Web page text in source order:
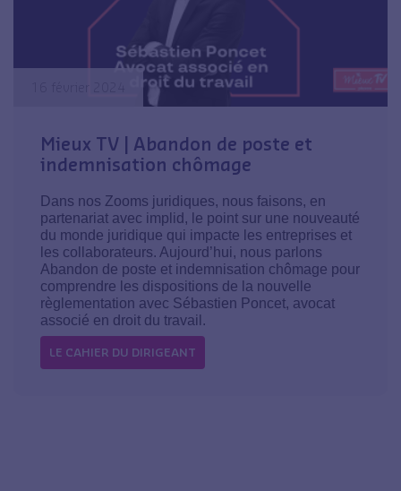
Mieux TV | Abandon de poste et
indemnisation chômage
Dans nos Zooms juridiques, nous faisons, en
partenariat avec implid, le point sur une nouveauté
du monde juridique qui impacte les entreprises et
les collaborateurs. Aujourd’hui, nous parlons
Abandon de poste et indemnisation chômage pour
comprendre les dispositions de la nouvelle
règlementation avec Sébastien Poncet, avocat
associé en droit du travail.
LE CAHIER DU DIRIGEANT